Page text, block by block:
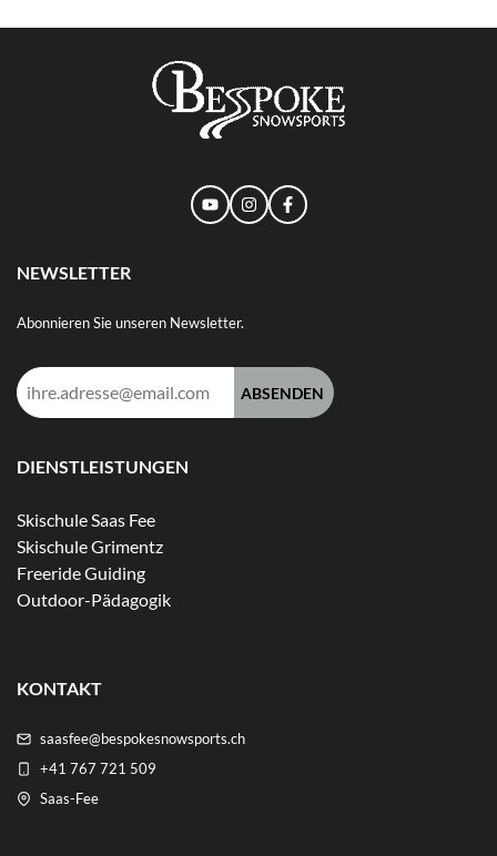
NEWSLETTER
Abonnieren Sie unseren Newsletter.
E-
Mail-
DIENSTLEISTUNGEN
Skischule Saas Fee
Skischule Grimentz
Freeride Guiding
Outdoor-Pädagogik
KONTAKT
saasfee@bespokesnowsports.ch
+41 767 721 509
Saas-Fee